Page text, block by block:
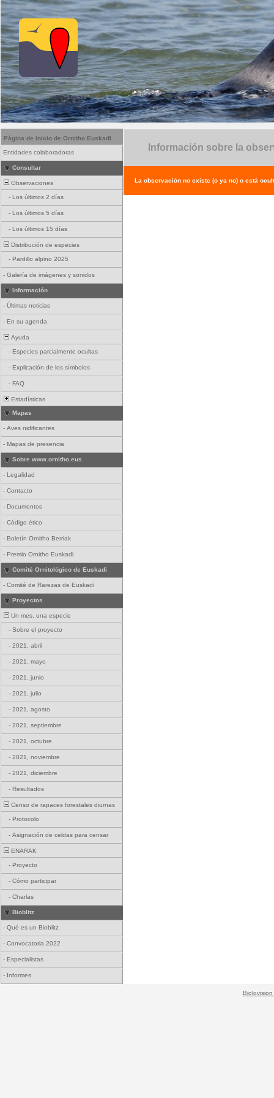
Página de inicio de Ornitho Euskadi
Entidades colaboradoras
Consultar
Observaciones
- Los últimos 2 días
- Los últimos 5 días
- Los últimos 15 días
Distribución de especies
- Pardillo alpino 2025
- Galería de imágenes y sonidos
Información
- Últimas noticias
- En su agenda
Ayuda
- Especies parcialmente ocultas
- Explicación de los símbolos
- FAQ
Estadísticas
Mapas
- Aves nidificantes
- Mapas de presencia
Sobre www.ornitho.eus
- Legalidad
- Contacto
- Documentos
- Código ético
- Boletín Ornitho Berriak
- Premio Ornitho Euskadi
Comité Ornitológico de Euskadi
- Comité de Rarezas de Euskadi
Proyectos
Un mes, una especie
- Sobre el proyecto
- 2021, abril
- 2021, mayo
- 2021, junio
- 2021, julio
- 2021, agosto
- 2021, septiembre
- 2021, octubre
- 2021, noviembre
- 2021, diciembre
- Resultados
Censo de rapaces forestales diurnas
- Protocolo
- Asignación de celdas para censar
ENARAK
- Proyecto
- Cómo participar
- Charlas
Bioblitz
- Qué es un Bioblitz
- Convocatoria 2022
- Especialistas
- Informes
Información sobre la
La observación no existe (o ya no) o está
Biolovision